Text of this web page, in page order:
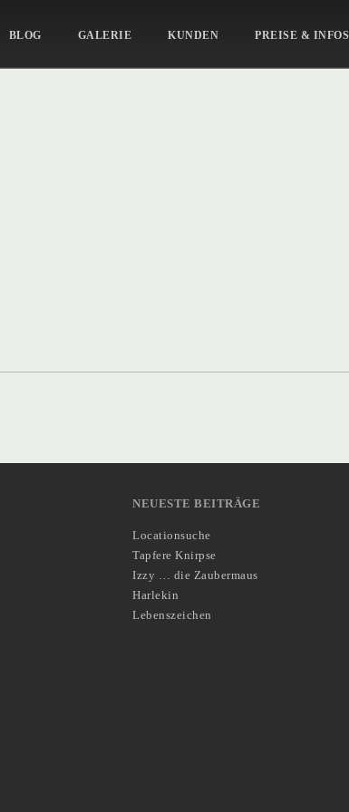
BLOG GALERIE KUNDEN PREISE & INFOS
NEUESTE BEITRÄGE
Locationsuche
Tapfere Knirpse
Izzy … die Zaubermaus
Harlekin
Lebenszeichen